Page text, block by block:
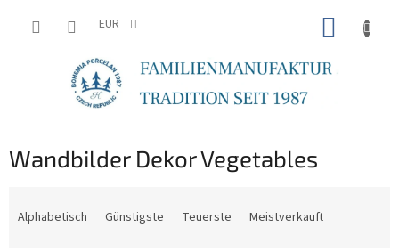
EUR
Wandbilder Dekor Vegetables
Alphabetisch Günstigste Teuerste Meistverkauft